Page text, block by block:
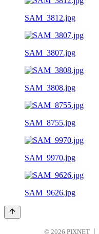
SAM_3812.jpg
SAM_3807.jpg
SAM_3808.jpg
SAM_8755.jpg
SAM_9970.jpg
SAM_9626.jpg
© 2026 PIXNET